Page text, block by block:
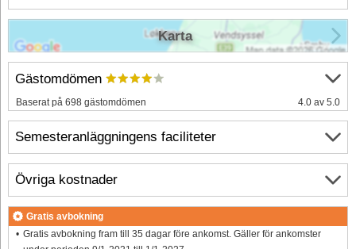
Gästomdömen
Baserat på 698 gästomdömen 4.0 av 5.0
Semesteranläggningens faciliteter
Övriga kostnader
Gratis avbokning
Gratis avbokning fram till 35 dagar före ankomst. Gäller för ankomster
Karta